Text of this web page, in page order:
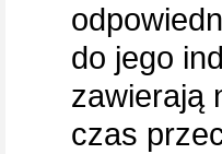
do jego
zawierają
czas